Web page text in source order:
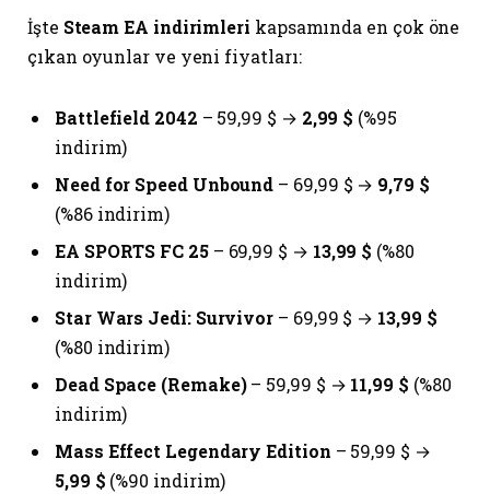
İşte Steam EA indirimleri kapsamında en çok öne
çıkan oyunlar ve yeni fiyatları:
Battlefield 2042 – 59,99 $ → 2,99 $ (%95
indirim)
Need for Speed Unbound – 69,99 $ → 9,79 $
(%86 indirim)
EA SPORTS FC 25– 69,99 $ → 13,99 $ (%80
indirim)
Star Wars Jedi: Survivor – 69,99 $ → 13,99 $
(%80 indirim)
Dead Space (Remake)– 59,99 $ → 11,99 $ (%80
indirim)
Mass Effect Legendary Edition – 59,99 $ →
5,99 $ (%90 indirim)